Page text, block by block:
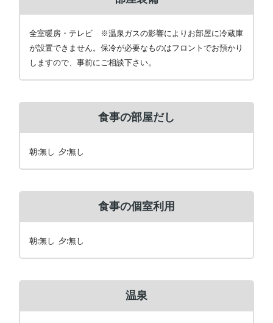
全室暖房・テレビ ※温泉ガスの影響によりお部屋に冷蔵庫
が設置できません。保冷が必要なものはフロントでお預かり
しますので、事前にご相談下さい。
食事の部屋だし
朝:無し 夕:無し
食事の個室利用
朝:無し 夕:無し
温泉